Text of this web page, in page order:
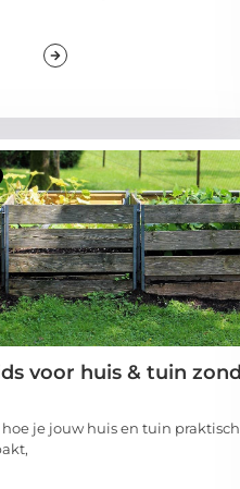
voor huis & tuin
hoe je jouw huis en tuin praktisch